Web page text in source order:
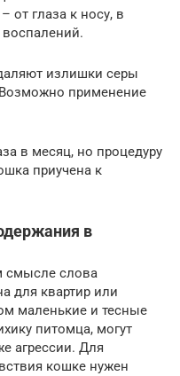
от глаза к носу, в
излишки серы
применение
в месяц, но процедуру
приучена к
в
смысле слова
для квартир или
маленькие и тесные
питомца, могут
агрессии. Для
кошке нужен